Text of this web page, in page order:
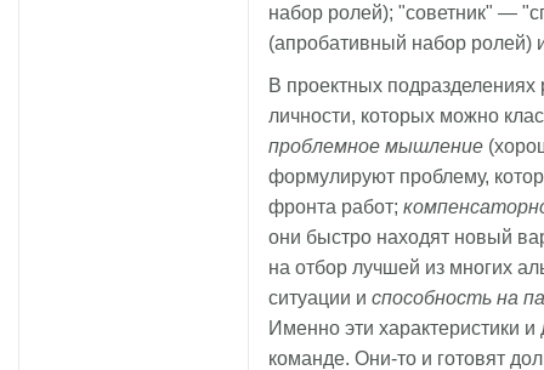
набор ролей); "советник" —
(апробативный набор ролей)
В проектных подразделениях
личности, которых можно
проблемное мышление
формулируют проблему,
фронта работ;
они быстро находят новый
на отбор лучшей из многих
ситуации и способность на
Именно эти характеристики
команде. Они-то и готовят